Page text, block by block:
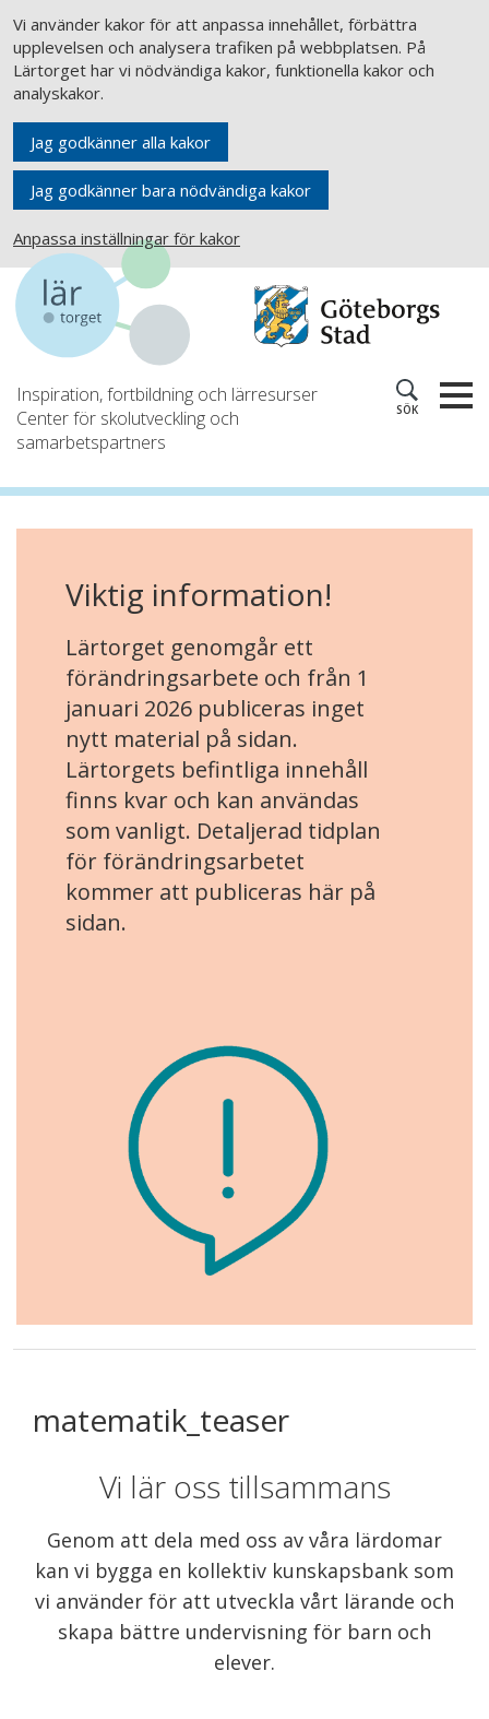
Vi använder kakor för att anpassa innehållet, förbättra
upplevelsen och analysera trafiken på webbplatsen. På
Lärtorget har vi nödvändiga kakor, funktionella kakor och
analyskakor.
Jag godkänner alla kakor
Jag godkänner bara nödvändiga kakor
Anpassa inställningar för kakor
Inspiration, fortbildning och lärresurser
Center för skolutveckling och
samarbetspartners
SÖK
Viktig information!
Lärtorget genomgår ett
förändringsarbete och från 1
januari 2026 publiceras inget
nytt material på sidan.
Lärtorgets befintliga innehåll
finns kvar och kan användas
som vanligt. Detaljerad tidplan
för förändringsarbetet
kommer att publiceras här på
sidan.
matematik_teaser
Vi lär oss tillsammans
Genom att dela med oss av våra lärdomar
kan vi bygga en kollektiv kunskapsbank som
vi använder för att utveckla vårt lärande och
skapa bättre undervisning för barn och
elever.